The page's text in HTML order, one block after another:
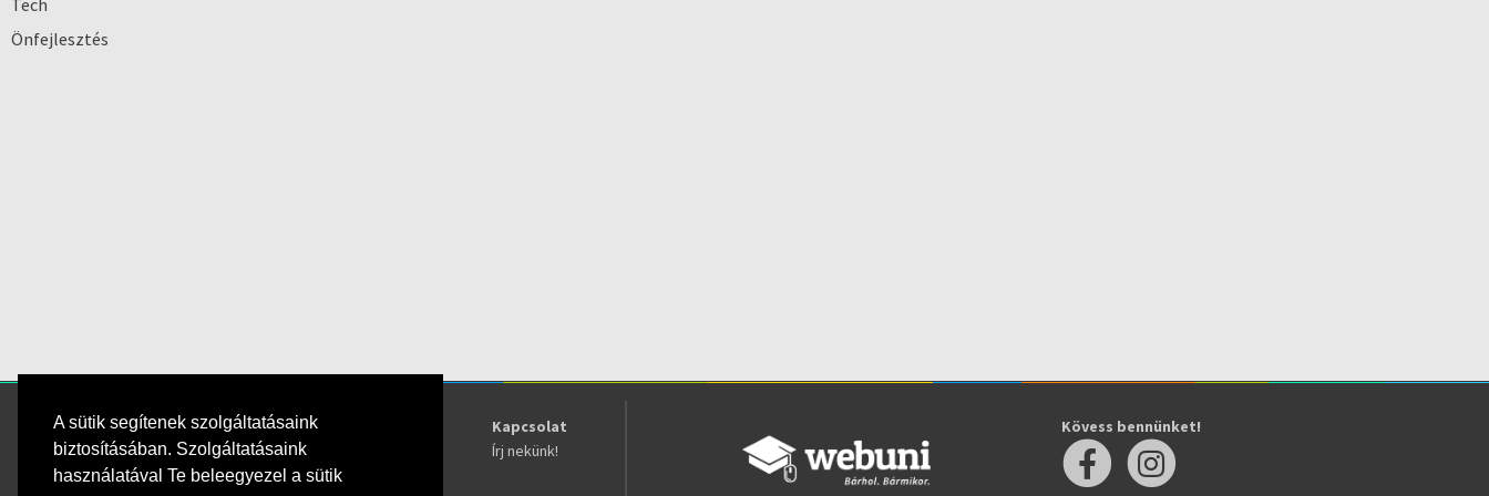
A sütik segítenek szolgáltatásaink
biztosításában. Szolgáltatásaink
használatával Te beleegyezel a sütik
Tech
Önfejlesztés
Kövess bennünket!
Kapcsolat
Írj nekünk!
Kövess bennünket!